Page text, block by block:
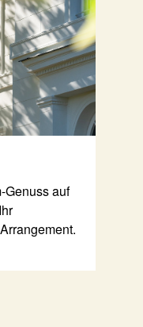
Genuss auf